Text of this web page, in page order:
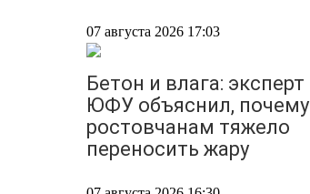
07 августа 2026 17:03
Бетон и влага: эксперт
ЮФУ объяснил, почему
ростовчанам тяжело
переносить жару